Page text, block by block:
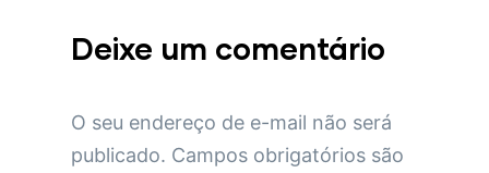
Deixe um comentário
O seu endereço de e-mail não será
publicado. Campos obrigatórios são